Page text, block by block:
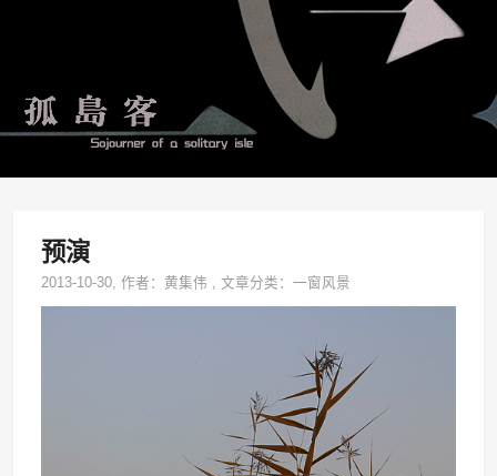
预演
2013-10-30, 作者：黄集伟 ,文章分类：一窗风景